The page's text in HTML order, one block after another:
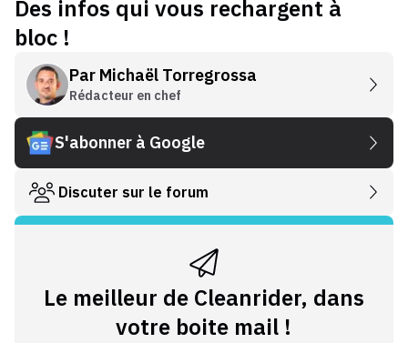
Des infos qui vous rechargent à
bloc !
Par Michaël Torregrossa
Rédacteur en chef
S'abonner à Google
Discuter sur le forum
Le meilleur de Cleanrider, dans
votre boite mail !